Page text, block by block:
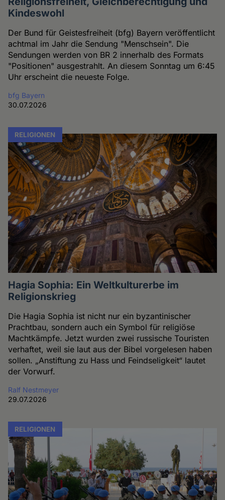
Kindeswohl
Der Bund für Geistesfreiheit (bfg) Bayern veröffentlicht
achtmal im Jahr die Sendung "Menschsein". Die
Sendungen werden von BR 2 innerhalb des Formats
"Positionen" ausgestrahlt. An diesem Sonntag um 6:45
Uhr erscheint die neueste Folge.
bfg Bayern
30.07.2026
RELIGIONEN
Hagia Sophia: Ein Weltkulturerbe im
Religionskrieg
Die Hagia Sophia ist nicht nur ein byzantinischer
Prachtbau, sondern auch ein Symbol für religiöse
Machtkämpfe. Jetzt wurden zwei russische Touristen
verhaftet, weil sie laut aus der Bibel vorgelesen haben
sollen. „Anstiftung zu Hass und Feindseligkeit“ lautet
der Vorwurf.
Ralf Nestmeyer
29.07.2026
RELIGIONEN